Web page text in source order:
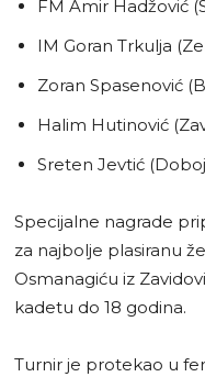
FM Amir Hadžović
IM Goran Trkulja
Zoran Spasenović
Halim Hutinović
Sreten Jevtić
Specijalne nagrade
za najbolje plasiranu
Osmanagiću iz
kadetu do 18 godina.
Turnir je protekao u